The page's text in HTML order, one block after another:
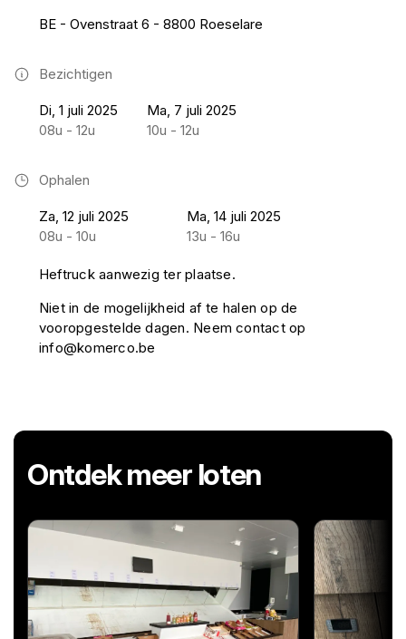
BE - Ovenstraat 6 - 8800 Roeselare
Bezichtigen
Di, 1 juli 2025
08u - 12u
Ma, 7 juli 2025
10u - 12u
Ophalen
Za, 12 juli 2025
08u - 10u
Ma, 14 juli 2025
13u - 16u
Heftruck aanwezig ter plaatse.
Niet in de mogelijkheid af te halen op de
vooropgestelde dagen. Neem contact op
info@komerco.be
Ontdek meer loten